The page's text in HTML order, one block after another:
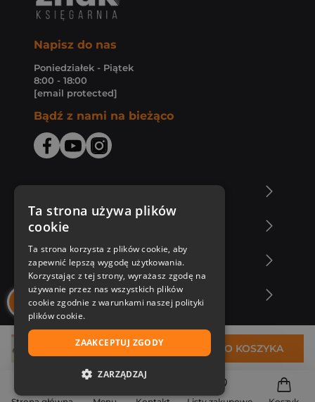
32,75 zł DO KOSZYKA
Napisz do nas
Poniedziałek - Piątek
8:00 - 18:00
[email protected]
Bądź z nami na bieżąco
Zakupy u nas
Nasza oferta
Nasi autorzy
Ta strona używa plików
cookie
Ta strona korzysta z plików cookie, aby
zapewnić lepszą wygodę użytkowania.
Korzystając z tej strony, wyrażasz zgodę na
używanie przez nas wszystkich plików
cookie zgodnie z warunkami naszej polityki
plików cookie.
ZAAKCEPTUJ ZGODY
ZARZĄDZAJ